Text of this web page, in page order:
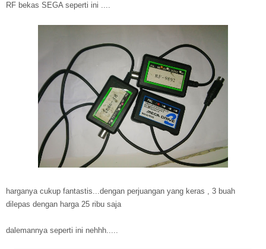
RF bekas SEGA seperti ini ....
harganya cukup fantastis...dengan perjuangan yang keras , 3 buah
dilepas dengan harga 25 ribu saja
dalemannya seperti ini nehhh.....